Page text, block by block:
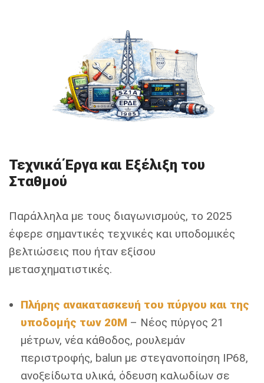
Τεχνικά Έργα και Εξέλιξη του
Σταθμού
Παράλληλα με τους διαγωνισμούς, το 2025
έφερε σημαντικές τεχνικές και υποδομικές
βελτιώσεις που ήταν εξίσου
μετασχηματιστικές.
Πλήρης ανακατασκευή του πύργου και της
υποδομής των 20M – Νέος πύργος 21
μέτρων, νέα κάθοδος, ρουλεμάν
περιστροφής, balun με στεγανοποίηση IP68,
ανοξείδωτα υλικά, όδευση καλωδίων σε